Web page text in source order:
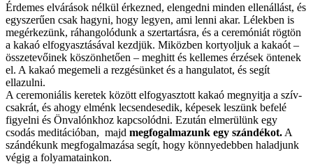
Érdemes elvárások nélkül érkezned, elengedni minden ellenállást, és
egyszerűen csak hagyni, hogy legyen, ami lenni akar. Lélekben is
megérkezünk, ráhangolódunk a szertartásra, és a ceremóniát rögtön
a kakaó elfogyasztásával kezdjük. Miközben kortyoljuk a kakaót –
összetevőinek köszönhetően – meghitt és kellemes érzések öntenek
el. A kakaó megemeli a rezgésünket és a hangulatot, és segít
ellazulni.
A ceremoniális keretek között elfogyasztott kakaó megnyitja a szív-
csakrát, és ahogy elménk lecsendesedik, képesek leszünk befelé
figyelni és Önvalónkhoz kapcsolódni. Ezután elmerülünk egy
csodás meditációban, majd megfogalmazunk egy szándékot. A
szándékunk megfogalmazása segít, hogy könnyedebben haladjunk
végig a folyamatainkon.